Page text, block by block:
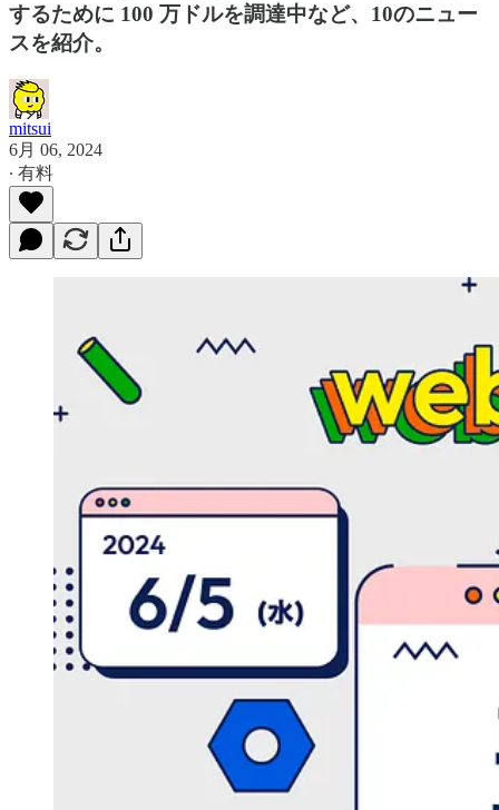
するために 100 万ドルを調達中など、10のニュー
スを紹介。
mitsui
6月 06, 2024
∙ 有料